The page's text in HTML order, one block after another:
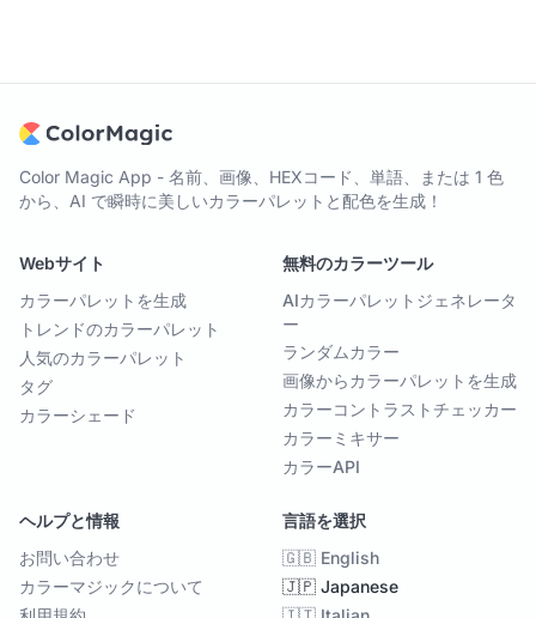
Color Magic App - 名前、画像、HEXコード、単語、または 1 色
から、AI で瞬時に美しいカラーパレットと配色を生成！
Webサイト
カラーパレットを生成
トレンドのカラーパレット
人気のカラーパレット
タグ
カラーシェード
無料のカラーツール
AIカラーパレットジェネレータ
ー
ランダムカラー
画像からカラーパレットを生成
カラーコントラストチェッカー
カラーミキサー
カラーAPI
ヘルプと情報
お問い合わせ
カラーマジックについて
言語を選択
🇬🇧 English
🇯🇵 Japanese